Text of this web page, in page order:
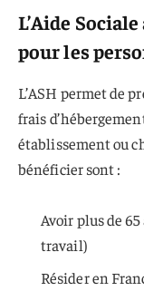
L’Aide
pour les
L’ASH permet de
frais
établissement ou
bénéficier sont :
Avoir plus de
travail)
Résider en